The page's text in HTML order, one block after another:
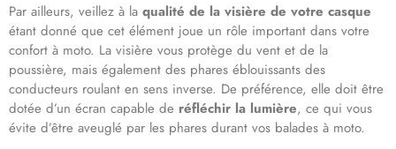
Par ailleurs, veillez à la qualité de la visière de votre casque
étant donné que cet élément joue un rôle important dans votre
confort à moto. La visière vous protège du vent et de la
poussière, mais également des phares éblouissants des
conducteurs roulant en sens inverse. De préférence, elle doit être
dotée d’un écran capable de réfléchir la lumière, ce qui vous
évite d’être aveuglé par les phares durant vos balades à moto.